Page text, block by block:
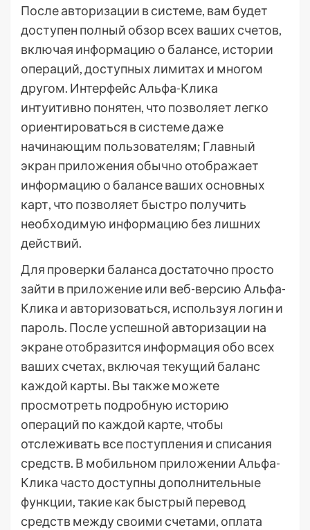
После авторизации в системе, вам будет
доступен полный обзор всех ваших счетов,
включая информацию о балансе, истории
операций, доступных лимитах и многом
другом. Интерфейс Альфа-Клика
интуитивно понятен, что позволяет легко
ориентироваться в системе даже
начинающим пользователям; Главный
экран приложения обычно отображает
информацию о балансе ваших основных
карт, что позволяет быстро получить
необходимую информацию без лишних
действий.
Для проверки баланса достаточно просто
зайти в приложение или веб-версию Альфа-
Клика и авторизоваться, используя логин и
пароль. После успешной авторизации на
экране отобразится информация обо всех
ваших счетах, включая текущий баланс
каждой карты. Вы также можете
просмотреть подробную историю
операций по каждой карте, чтобы
отслеживать все поступления и списания
средств. В мобильном приложении Альфа-
Клика часто доступны дополнительные
функции, такие как быстрый перевод
средств между своими счетами, оплата